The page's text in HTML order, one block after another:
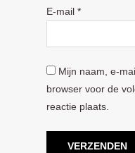
E-mail *
Mijn naam, e-
browser voor de
reactie plaats.